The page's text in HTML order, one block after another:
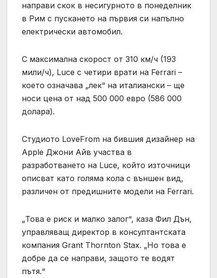
направи скок в несигурното в понеделник
в Рим с пускането на първия си напълно
електрически автомобил.
С максимална скорост от 310 км/ч (193
мили/ч), Luce с четири врати на Ferrari –
което означава „лек“ на италиански – ще
носи цена от над 500 000 евро (586 000
долара).
Студиото LoveFrom на бившия дизайнер на
Apple Джони Айв участва в
разработването на Luce, който източници
описват като голяма кола с външен вид,
различен от предишните модели на Ferrari.
„Това е риск и малко залог“, каза Фил Дън,
управляващ директор в консултантската
компания Grant Thornton Stax. „Но това е
добре да се направи, защото те водят
пътя.“